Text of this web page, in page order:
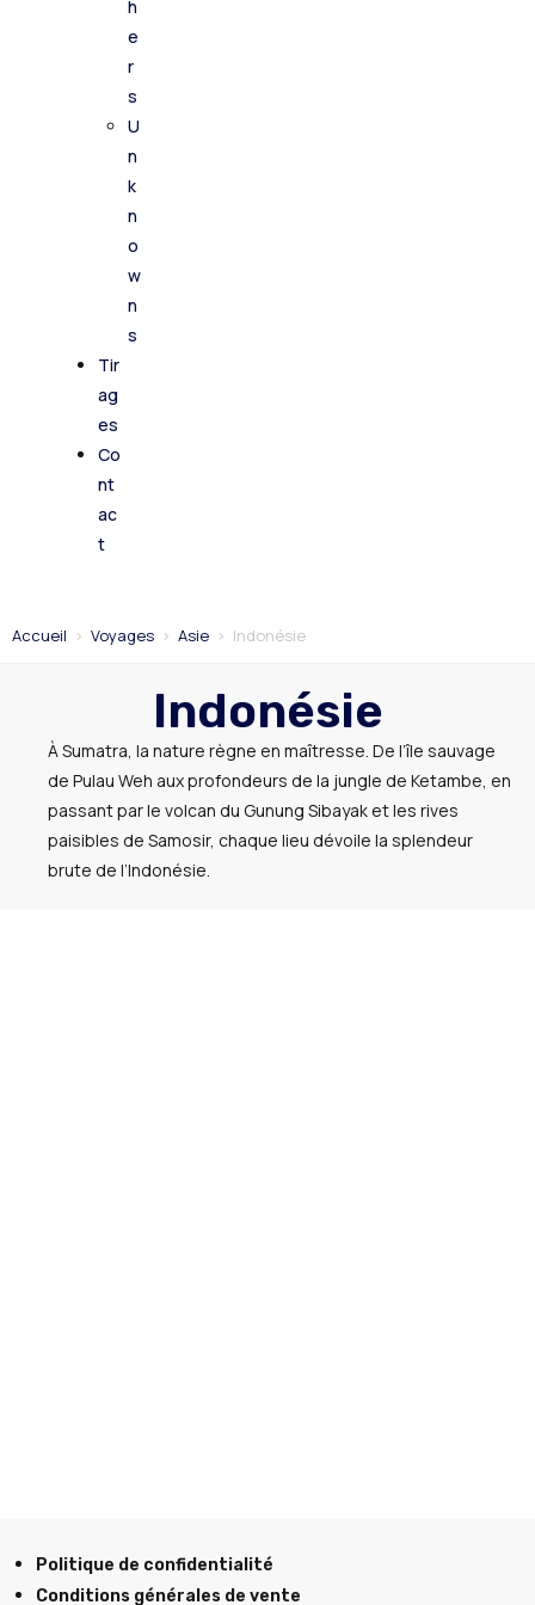
h
e
r
s
U
n
k
n
o
w
n
s
Tir
ag
es
Co
nt
ac
t
Accueil > Voyages > Asie > Indonésie
Indonésie
À Sumatra, la nature règne en maîtresse. De l’île sauvage
de Pulau Weh aux profondeurs de la jungle de Ketambe, en
passant par le volcan du Gunung Sibayak et les rives
paisibles de Samosir, chaque lieu dévoile la splendeur
brute de l’Indonésie.
Politique de confidentialité
Conditions générales de vente